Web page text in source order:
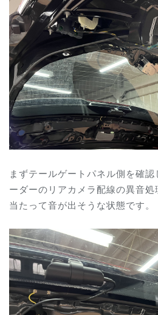
まずテールゲートパネル側を確
ーダーのリアカメラ配線の異音
当たって音が出そうな状態です。